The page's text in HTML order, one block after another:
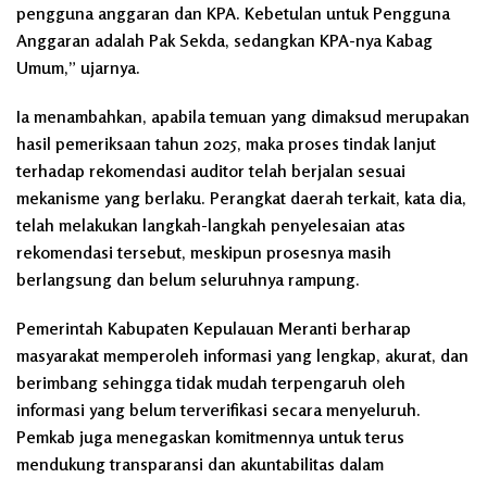
pengguna anggaran dan KPA. Kebetulan untuk Pengguna
Anggaran adalah Pak Sekda, sedangkan KPA-nya Kabag
Umum,” ujarnya.
Ia menambahkan, apabila temuan yang dimaksud merupakan
hasil pemeriksaan tahun 2025, maka proses tindak lanjut
terhadap rekomendasi auditor telah berjalan sesuai
mekanisme yang berlaku. Perangkat daerah terkait, kata dia,
telah melakukan langkah-langkah penyelesaian atas
rekomendasi tersebut, meskipun prosesnya masih
berlangsung dan belum seluruhnya rampung.
Pemerintah Kabupaten Kepulauan Meranti berharap
masyarakat memperoleh informasi yang lengkap, akurat, dan
berimbang sehingga tidak mudah terpengaruh oleh
informasi yang belum terverifikasi secara menyeluruh.
Pemkab juga menegaskan komitmennya untuk terus
mendukung transparansi dan akuntabilitas dalam